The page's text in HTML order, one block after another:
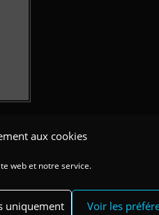
aux cookies
web et notre service.
uniquement Voir les